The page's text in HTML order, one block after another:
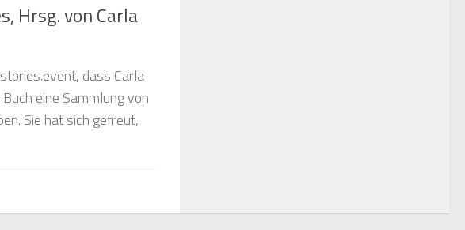
Hrsg. von Carla
dass Carla
eine Sammlung von
Sie hat sich gefreut,